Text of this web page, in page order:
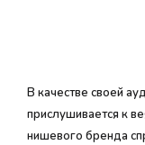
В качестве своей
прислушивается к
нишевого бренда